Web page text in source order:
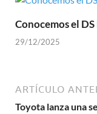
Conocemos el DS
29/12/2025
ARTÍCULO
Toyota lanza una